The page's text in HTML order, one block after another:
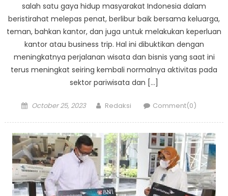
salah satu gaya hidup masyarakat Indonesia dalam
beristirahat melepas penat, berlibur baik bersama keluarga,
teman, bahkan kantor, dan juga untuk melakukan keperluan
kantor atau business trip. Hal ini dibuktikan dengan
meningkatnya perjalanan wisata dan bisnis yang saat ini
terus meningkat seiring kembali normalnya aktivitas pada
sektor pariwisata dan […]
Posted
October 25, 2023 Author
Redaksi Comment(0)